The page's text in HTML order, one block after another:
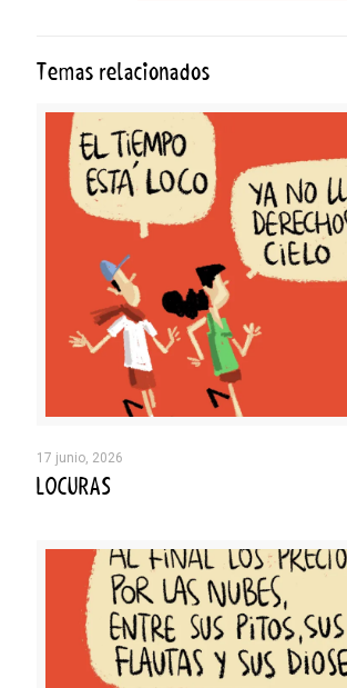
Temas relacionados
17 junio, 2026
LOCURAS